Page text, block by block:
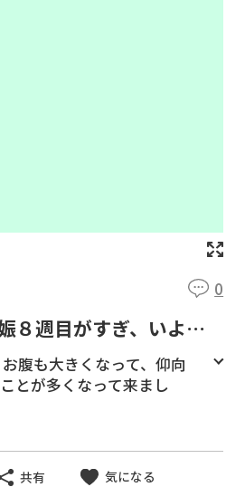
0
週目がすぎ、いよい
て来た
腹も大きくなって、仰向
とが多くなって来まし
ようになり、いよいよ出
。
わらず仲良く過ごしてい
共有 気になる